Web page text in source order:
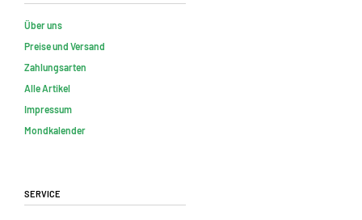
Über uns
Preise und Versand
Zahlungsarten
Alle Artikel
Impressum
Mondkalender
Service